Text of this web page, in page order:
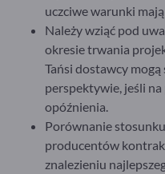
uczciwe warunki
Należy wziąć pod
okresie trwania
Tańsi dostawcy mogą
perspektywie, jeśli
opóźnienia.
Porównanie
producentów
znalezieniu